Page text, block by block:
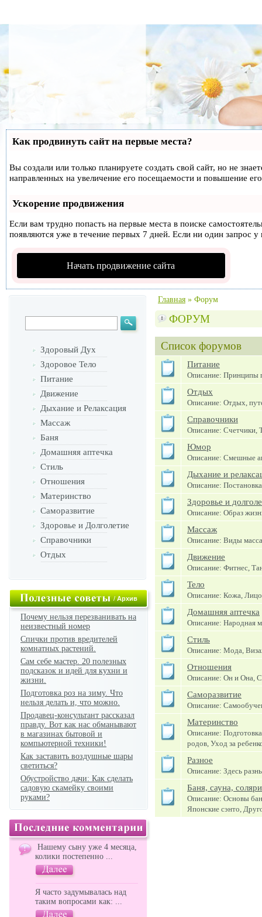
Как продвинуть сайт на первые места?
Вы создали или только планируете создать свой сайт, но не
направленных на увеличение его посещаемости и повышение
Ускорение продвижения
Если вам трудно попасть на первые места в поиске
появляются уже в течение первых 7 дней. Если ни один запрос
Начать продвижение сайта
Здоровый Дух
Здоровое Тело
Питание
Движение
Дыхание и Релаксация
Массаж
Баня
Домашняя аптечка
Стиль
Отношения
Материнство
Саморазвитие
Здоровье и Долголетие
Справочники
Отдых
/Архив
Почему нельзя перезванивать на
неизвестный номер
Спички против вредителей
комнатных растений.
Сам себе мастер. 20 полезных
подсказок и идей для кухни и
жизни.
Подготовка роз на зиму. Что
нельзя делать и, что можно.
Продавец-консультант рассказал
правду. Вот как нас обманывают
в магазинах бытовой и
компьютерной техники!
Как заставить воздушные шары
светиться?
Обустройство дачи: Как сделать
садовую скамейку своими
руками?
Нашему сыну уже 4 месяца,
колики постепенно ...
Я часто задумывалась над
таким вопросами как: ...
Главная » Форум
ФОРУМ
Список форумов
Питание
Описание: Принципы
Отдых
Описание: Отдых,
Справочники
Описание: Счетчики,
Юмор
Описание: Смешные
Дыхание и
Описание:
Здоровье и
Описание: Образ
Массаж
Описание: Виды
Движение
Описание: Фитнес,
Тело
Описание: Кожа,
Домашняя аптечка
Описание: Народная
Стиль
Описание: Мода,
Отношения
Описание: Он и Она,
Саморазвитие
Описание:
Материнство
Описание:
родов, Уход за
Разное
Описание: Здесь
Баня, сауна,
Описание: Основы
Японские сэнто,